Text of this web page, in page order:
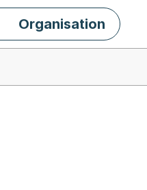
Organisation